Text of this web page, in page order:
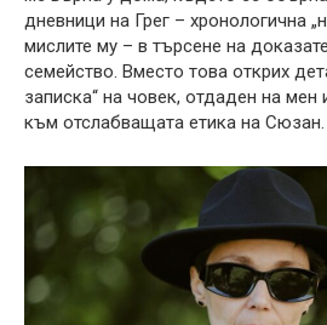
дневници на Грег – хронологична
мислите му – в търсене на
семейство. Вместо това открих
записка“ на човек, отдаден на
към отслабващата етика на Сюзан.